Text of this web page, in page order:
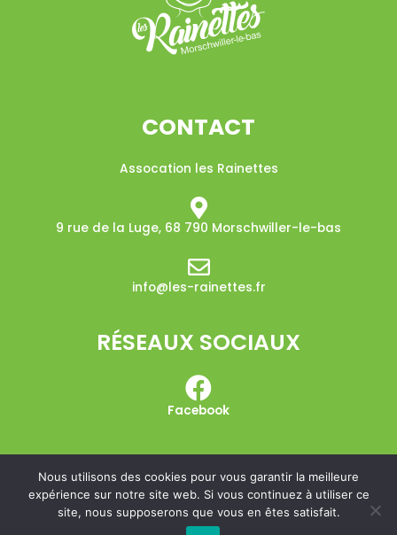
CONTACT
Assocation les Rainettes
9 rue de la Luge, 68 790 Morschwiller-le-bas​
info@les-rainettes.fr
RÉSEAUX SOCIAUX
Facebook
Copyright © 2026 Les Rainettes
Nous utilisons des cookies pour vous garantir la meilleure
expérience sur notre site web. Si vous continuez à utiliser ce
site, nous supposerons que vous en êtes satisfait.